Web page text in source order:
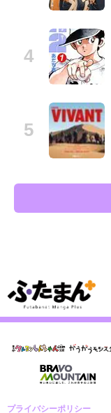
プライバシーポリシー